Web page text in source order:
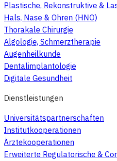
Plastische, Rekonstruktive &
Hals, Nase & Ohren (HNO)
Thorakale Chirurgie
Algologie, Schmerztherapie
Augenheilkunde
Dentalimplantologie
Digitale Gesundheit
Dienstleistungen
Universitätspartnerschaften
Institutkooperationen
Ärztekooperationen
Erweiterte Regulatorische &